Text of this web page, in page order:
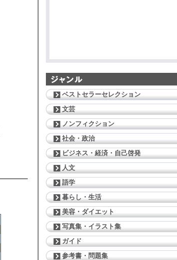
ベストセラーセレクション
文芸
ノンフィクション
社会・政治
ビジネス・経済・自己啓発
人文
語学
暮らし・生活
美容・ダイエット
写真集・イラスト集
ガイド
参考書・問題集